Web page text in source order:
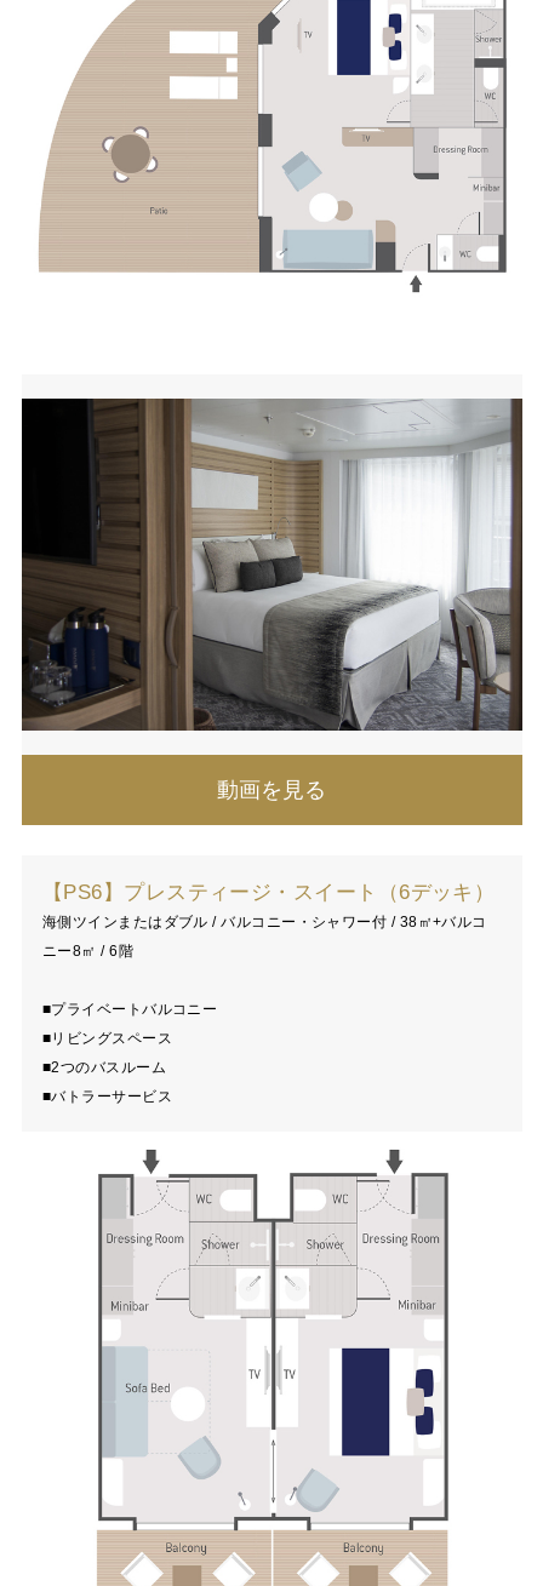
動画を見る
【PS6】プレスティージ・スイート（6デッキ）
海側ツインまたはダブル / バルコニー・シャワー付 / 38㎡+バルコ
ニー8㎡ / 6階
■プライベートバルコニー
■リビングスペース
■2つのバスルーム
■バトラーサービス